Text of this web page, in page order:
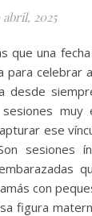
abril, 2025
para celebrar
desde
muy
ese
sesiones
con
figura